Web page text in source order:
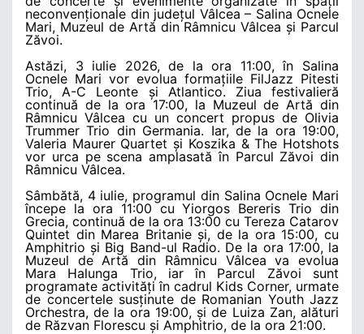
neconvenționale din județul Vâlcea – Salina Ocnele
Mari, Muzeul de Artă din Râmnicu Vâlcea și Parcul
Zăvoi.
Astăzi, 3 iulie 2026, de la ora 11:00, în Salina
Ocnele Mari vor evolua formațiile FilJazz Pitesti
Trio, A-C Leonte și Atlantico. Ziua festivalieră
continuă de la ora 17:00, la Muzeul de Artă din
Râmnicu Vâlcea cu un concert propus de Olivia
Trummer Trio din Germania. Iar, de la ora 19:00,
Valeria Maurer Quartet și Koszika & The Hotshots
vor urca pe scena amplasată în Parcul Zăvoi din
Râmnicu Vâlcea.
Sâmbătă, 4 iulie, programul din Salina Ocnele Mari
începe la ora 11:00 cu Yiorgos Bereris Trio din
Grecia, continuă de la ora 13:00 cu Tereza Catarov
Quintet din Marea Britanie și, de la ora 15:00, cu
Amphitrio și Big Band-ul Radio. De la ora 17:00, la
Muzeul de Artă din Râmnicu Vâlcea va evolua
Mara Halunga Trio, iar în Parcul Zăvoi sunt
programate activități în cadrul Kids Corner, urmate
de concertele susținute de Romanian Youth Jazz
Orchestra, de la ora 19:00, și de Luiza Zan, alături
de Răzvan Florescu și Amphitrio, de la ora 21:00.